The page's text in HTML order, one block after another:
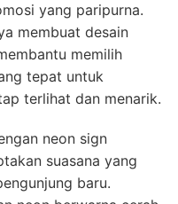
yang paripurna.
membuat desain
memilih
tepat untuk
terlihat dan menarik.
neon sign
suasana yang
baru.